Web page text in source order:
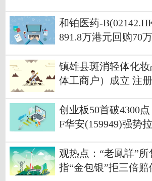
和铂医药-
891.8万港元回购70
镇雄县斑消轻体化
体工商户）成立 注
创业板50首破4300
F华安(159949)强势
观热点：“老鳳詳”
指“金包银”拒三倍